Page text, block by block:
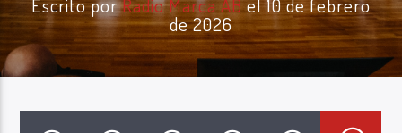
Radio Marca AB
Escrito porRadio Marca ABel 10 de febrero
de 2026